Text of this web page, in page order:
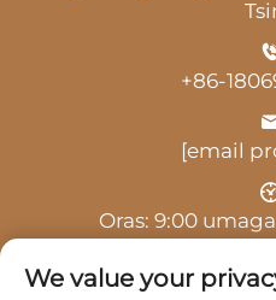
+86-
[email
Oras: 9:00
We value your